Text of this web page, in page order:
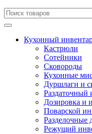
Искать:
Кухонный
Кастрюли
Сотейники
Сковороды
Кухонные
Дуршлаги и
Раздаточный
Дозировка и
Поварской
Разделочные
Режущий